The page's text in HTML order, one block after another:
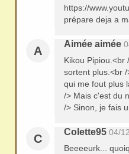
https://
prépare deja a
A
Aimée aimée
Kikou Pipiou.<br
sortent plus.<br
qui me fout plus
/> Mais c'est du
/> Sinon, je fais
C
Colette95 04/
Beeeeurk...